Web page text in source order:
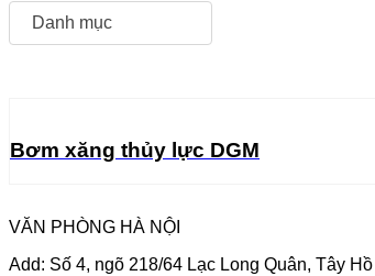
Danh mục
Bơm xăng thủy lực DGM
VĂN PHÒNG HÀ NỘI
Add: Số 4, ngõ 218/64 Lạc Long Quân, Tây Hồ